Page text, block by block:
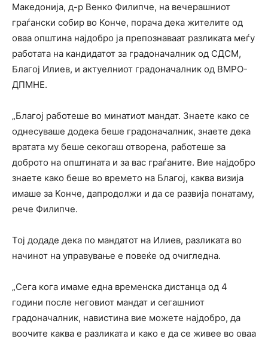
Македонија, д-р Венко Филипче, на вечерашниот
граѓански собир во Конче, порача дека жителите од
оваа општина најдобро ја препознаваат разликата меѓу
работата на кандидатот за градоначалник од СДСМ,
Благој Илиев, и актуелниот градоначалник од ВМРО-
ДПМНЕ.
„Благој работеше во минатиот мандат. Знаете како се
однесуваше додека беше градоначалник, знаете дека
вратата му беше секогаш отворена, работеше за
доброто на општината и за вас граѓаните. Вие најдобро
знаете како беше во времето на Благој, каква визија
имаше за Конче, дапродолжи и да се развија понатаму,
рече Филипче.
Тој додаде дека по мандатот на Илиев, разликата во
начинот на управување е повеќе од очигледна.
„Сега кога имаме една временска дистанца од 4
години после неговиот мандат и сегашниот
градоначалник, навистина вие можете најдобро, да
воочите каква е разликата и како е да се живее во оваа